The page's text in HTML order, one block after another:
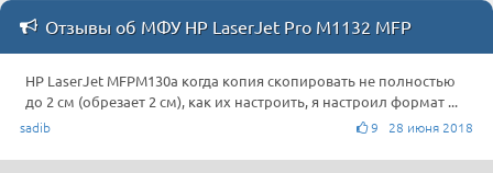
Отзывы об МФУ HP LaserJet Pro M1132 MFP
HP LaserJet MFPM130a когда копия скопировать не полностью
до 2 см (обрезает 2 см), как их настроить, я настроил формат ...
sadib 9 28 июня 2018